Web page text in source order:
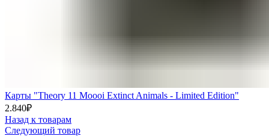
Карты "Theory 11 Moooi Extinct Animals - Limited Edition"
2.840₽
Назад к товарам
Следующий товар